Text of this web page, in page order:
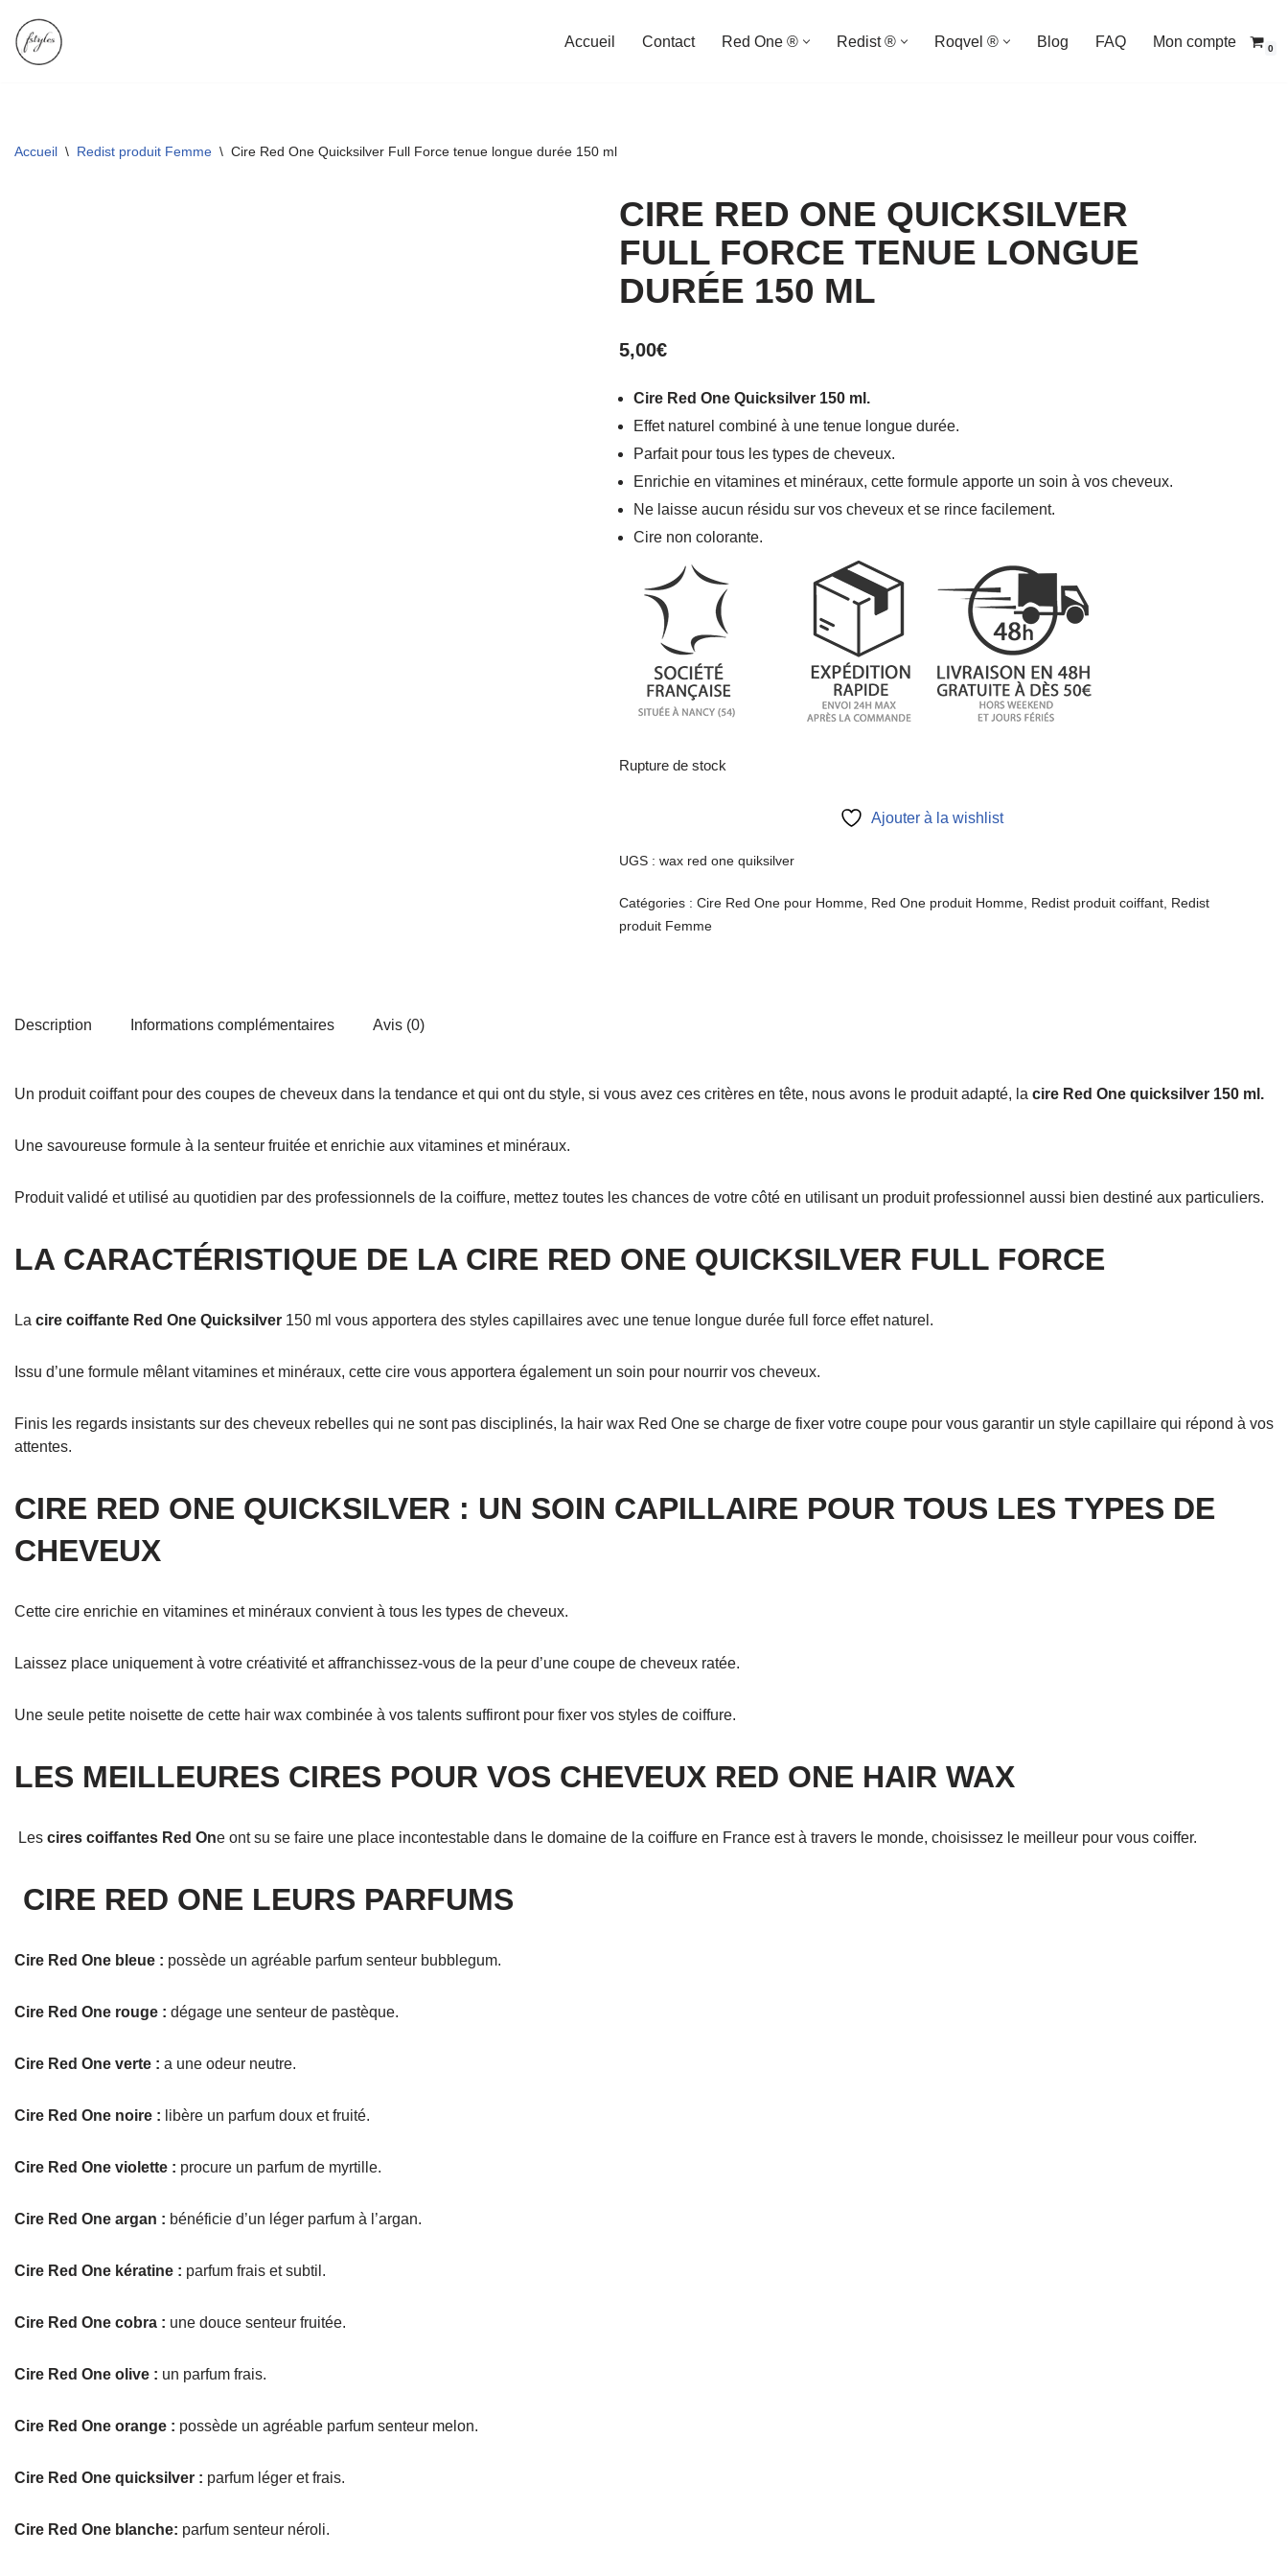
Aller
Accueil Contact Red One ® Redist ® Roqvel ® Blog FAQ Mon compte 0
Accueil \ Redist produit Femme \ Cire Red One Quicksilver Full Force tenue longue durée 150 ml
CIRE RED ONE QUICKSILVER
FULL FORCE TENUE LONGUE
DURÉE 150 ML
5,00€
Cire Red One Quicksilver 150 ml.
Effet naturel combiné à une tenue longue durée.
Parfait pour tous les types de cheveux.
Enrichie en vitamines et minéraux, cette formule apporte un soin à vos cheveux.
Ne laisse aucun résidu sur vos cheveux et se rince facilement.
Cire non colorante.
Rupture de stock
Ajouter à la wishlist
UGS : wax red one quiksilver
Catégories : Cire Red One pour Homme, Red One produit Homme, Redist produit coiffant, Redist
produit Femme
Description Informations complémentaires Avis (0)
Un produit coiffant pour des coupes de cheveux dans la tendance et qui ont du style, si vous avez ces critères en tête, nous avons le produit adapté, la cire Red One quicksilver 150 ml.
Une savoureuse formule à la senteur fruitée et enrichie aux vitamines et minéraux.
Produit validé et utilisé au quotidien par des professionnels de la coiffure, mettez toutes les chances de votre côté en utilisant un produit professionnel aussi bien destiné aux particuliers.
LA CARACTÉRISTIQUE DE LA CIRE RED ONE QUICKSILVER FULL FORCE
La cire coiffante Red One Quicksilver 150 ml vous apportera des styles capillaires avec une tenue longue durée full force effet naturel.
Issu d’une formule mêlant vitamines et minéraux, cette cire vous apportera également un soin pour nourrir vos cheveux.
Finis les regards insistants sur des cheveux rebelles qui ne sont pas disciplinés, la hair wax Red One se charge de fixer votre coupe pour vous garantir un style capillaire qui répond à vos
attentes.
CIRE RED ONE QUICKSILVER : UN SOIN CAPILLAIRE POUR TOUS LES TYPES DE
CHEVEUX
Cette cire enrichie en vitamines et minéraux convient à tous les types de cheveux.
Laissez place uniquement à votre créativité et affranchissez-vous de la peur d’une coupe de cheveux ratée.
Une seule petite noisette de cette hair wax combinée à vos talents suffiront pour fixer vos styles de coiffure.
LES MEILLEURES CIRES POUR VOS CHEVEUX RED ONE HAIR WAX
Les cires coiffantes Red One ont su se faire une place incontestable dans le domaine de la coiffure en France est à travers le monde, choisissez le meilleur pour vous coiffer.
CIRE RED ONE LEURS PARFUMS
Cire Red One bleue : possède un agréable parfum senteur bubblegum.
Cire Red One rouge : dégage une senteur de pastèque.
Cire Red One verte : a une odeur neutre.
Cire Red One noire : libère un parfum doux et fruité.
Cire Red One violette : procure un parfum de myrtille.
Cire Red One argan : bénéficie d’un léger parfum à l’argan.
Cire Red One kératine : parfum frais et subtil.
Cire Red One cobra : une douce senteur fruitée.
Cire Red One olive : un parfum frais.
Cire Red One orange : possède un agréable parfum senteur melon.
Cire Red One quicksilver : parfum léger et frais.
Cire Red One blanche: parfum senteur néroli.